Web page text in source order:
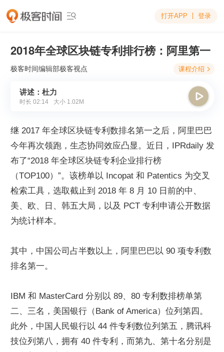
 打开APP 登录
2018年全球区块链专利排行榜：阿里第一
极客时间编辑部极客视点 课程介绍 
讲述：杜力
时长 02:14 大小 1.02M

继 2017 年全球区块链专利数排名第一之后，阿里巴巴
今年再次领跑，生态协同效应凸显。近日，IPRdaily 发
布了“2018 年全球区块链专利企业排行榜
（TOP100）”。该榜单以 Incopat 和 Patentics 为交叉
检索工具，选取截止到 2018 年 8 月 10 日前的中、
美、欧、日、韩五大局，以及 PCT 专利申请公开数据
为统计样本。
其中，中国公司占半数以上，阿里巴巴以 90 项专利数
排名第一。
IBM 和 MasterCard 分别以 89、80 专利数排榜单第
二、三名，美国银行（Bank of America）位列第四。
此外，中国人民银行以 44 件专利数位列第五，腾讯科
技位列第八，拥有 40 件专利，而第九、第十名分别是